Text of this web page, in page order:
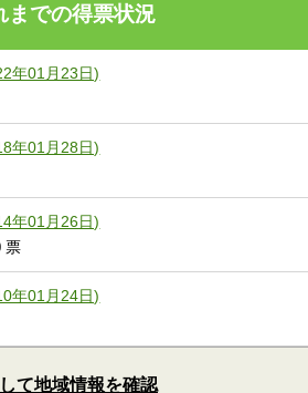
までの得票状況
年01月23日)
年01月28日)
年01月26日)
票
年01月24日)
て地域情報を確認